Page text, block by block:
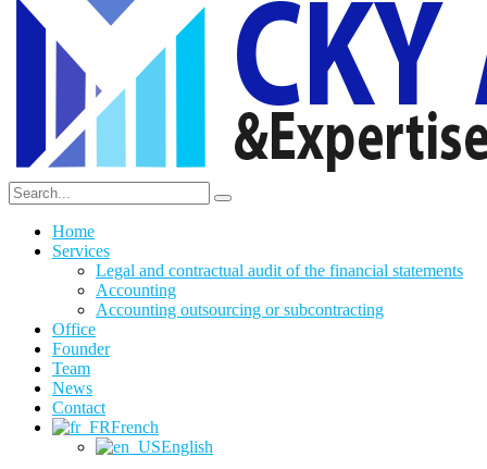
Home
Services
Legal and contractual audit of the financial statements
Accounting
Accounting outsourcing or subcontracting
Office
Founder
Team
News
Contact
French
English